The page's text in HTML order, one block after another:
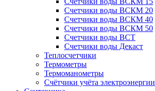
Счетчики воды ВСКМ 20
Счетчики воды ВСКМ 40
Счетчики воды ВСКМ 50
Счетчики воды ВСТ
Счетчики воды Декаст
Теплосчетчики
Термометры
Термоманометры
Счётчики учёта электроэнергии